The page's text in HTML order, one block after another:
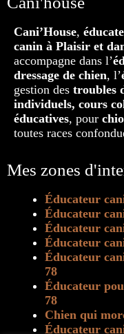
Cani’House,
canin à Plaisir et
accompagne dans l’
dressage de chien, l’
gestion des troubles
individuels, cours
éducatives, pour
toutes races
Mes zones
Éducateur
Éducateur
Éducateur
Éducateur
Éducateur
78
Éducateur
78
Chien qui
Éducateur